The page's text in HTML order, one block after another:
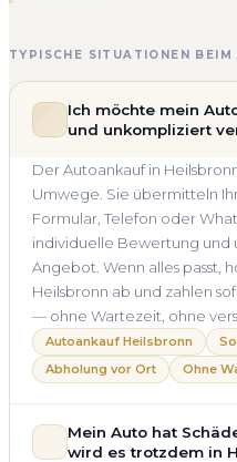
TYPISCHE SITUATIONEN
Ich möchte mein
und unkompliziert
Der Autoankauf in
Umwege. Sie übermitteln
Formular, Telefon oder
individuelle Bewertung und
Angebot. Wenn alles passt,
Heilsbronn ab und zahlen
— ohne Wartezeit, ohne
Autoankauf Heilsbronn
Abholung vor Ort
Ohne
Mein Auto hat
wird es trotzdem in